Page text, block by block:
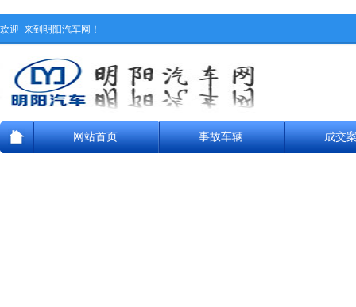
欢迎 来到明阳汽车网！
网站首页 事故车辆 成交